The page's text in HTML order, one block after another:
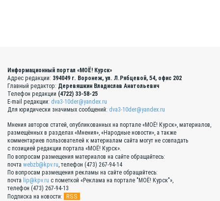
Информационный портал «МОЁ! Курск»
Адрес редакции: 394049 г. Воронеж, ул. Л.Рябцевой, 54, офис 202
Главный редактор: Деревяшкин Владислав Анатольевич
Телефон редакции (4722) 33-58-25
E-mail редакции: dva3-10der@yandex.ru
Для юридически значимых сообщений: dva3-10der@yandex.ru
Мнения авторов статей, опубликованных на портале «МОЁ! Курск», материалов,
размещённых в разделах «Мнения», «Народные новости», а также
комментариев пользователей к материалам сайта могут не совпадать
с позицией редакции портала «МОЁ! Курск».
По вопросам размещения материалов на сайте обращайтесь:
почта webzb@kpv.ru, телефон (473) 267-94-14
По вопросам размещения рекламы на сайте обращайтесь:
почта lip@kpv.ru с пометкой «Реклама на портале "МОЁ! Курск"»,
телефон (473) 267-94-13
Подписка на новости:
RSS